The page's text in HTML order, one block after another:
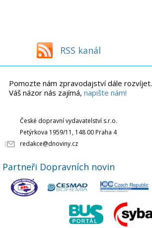
RSS kanál
Pomozte nám zpravodajství dále rozvíjet.
Váš názor nás zajímá, napište nám!
České dopravní vydavatelství s.r.o.
Petýrkova 1959/11, 148 00 Praha 4
redakce@dnoviny.cz
Partneři Dopravních novin